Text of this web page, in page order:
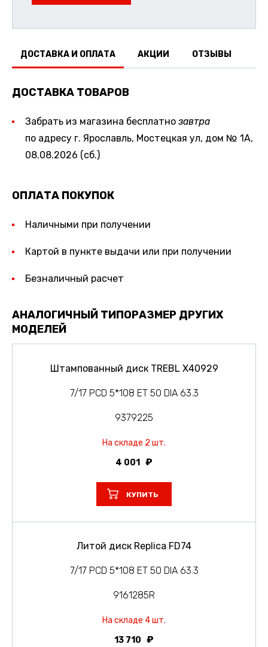
ДОСТАВКА И ОПЛАТА АКЦИИ ОТЗЫВЫ
ДОСТАВКА ТОВАРОВ
Забрать из магазина бесплатно завтра
по адресу г. Ярославль, Мостецкая ул, дом № 1А,
08.08.2026 (сб.)
ОПЛАТА ПОКУПОК
Наличными при получении
Картой в пункте выдачи или при получении
Безналичный расчет
АНАЛОГИЧНЫЙ ТИПОРАЗМЕР ДРУГИХ
МОДЕЛЕЙ
Штампованный диск TREBL X40929
7/17 PCD 5*108 ET 50 DIA 63.3
9379225
На складе 2 шт.
4 001
КУПИТЬ
Литой диск Replica FD74
7/17 PCD 5*108 ET 50 DIA 63.3
9161285R
На складе 4 шт.
13 710